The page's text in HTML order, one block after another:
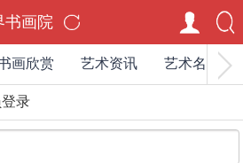
书画院
画欣赏 艺术资讯 艺术名家
录